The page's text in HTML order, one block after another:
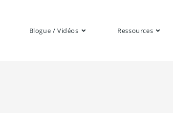
Blogue / Vidéos Ressources